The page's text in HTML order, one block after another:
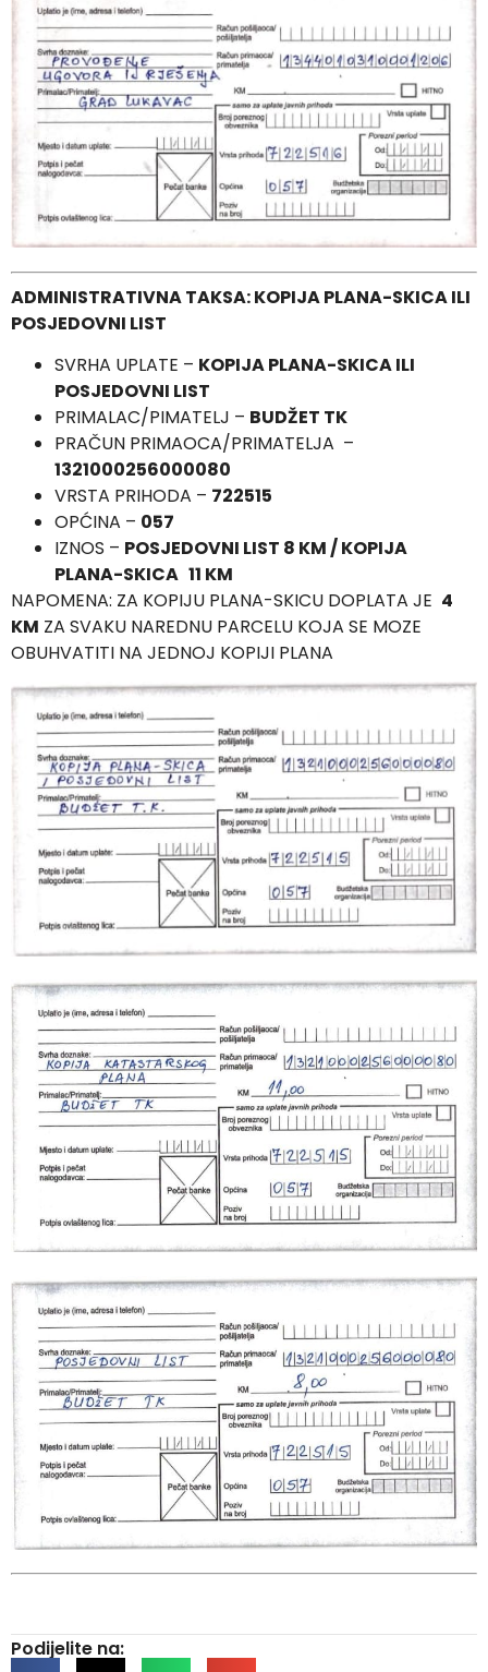
ADMINISTRATIVNA TAKSA: KOPIJA PLANA-SKICA ILI
POSJEDOVNI LIST
SVRHA UPLATE – KOPIJA PLANA-SKICA ILI
POSJEDOVNI LIST
PRIMALAC/PIMATELJ – BUDŽET TK
PRAČUN PRIMAOCA/PRIMATELJA –
1321000256000080
VRSTA PRIHODA – 722515
OPĆINA – 057
IZNOS – POSJEDOVNI LIST 8 KM / KOPIJA
PLANA-SKICA 11 KM
NAPOMENA: ZA KOPIJU PLANA-SKICU DOPLATA JE 4
KM ZA SVAKU NAREDNU PARCELU KOJA SE MOZE
OBUHVATITI NA JEDNOJ KOPIJI PLANA
Podijelite na: